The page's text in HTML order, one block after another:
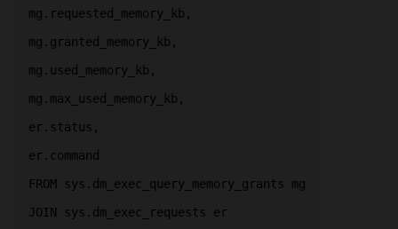
mg.requested_memory_kb,
mg.granted_memory_kb,
mg.used_memory_kb,
mg.max_used_memory_kb,
er.status,
er.command
FROM sys.dm_exec_query_memory_grants mg
JOIN sys.dm_exec_requests er